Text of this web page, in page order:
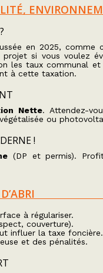
en 2025, comme
si vous voulez
les taux communal
à cette taxation.
Nette. Attendez-
ou
!
(DP et permis).
à régulariser.
couverture).
influer la taxe foncière.
et des pénalités.